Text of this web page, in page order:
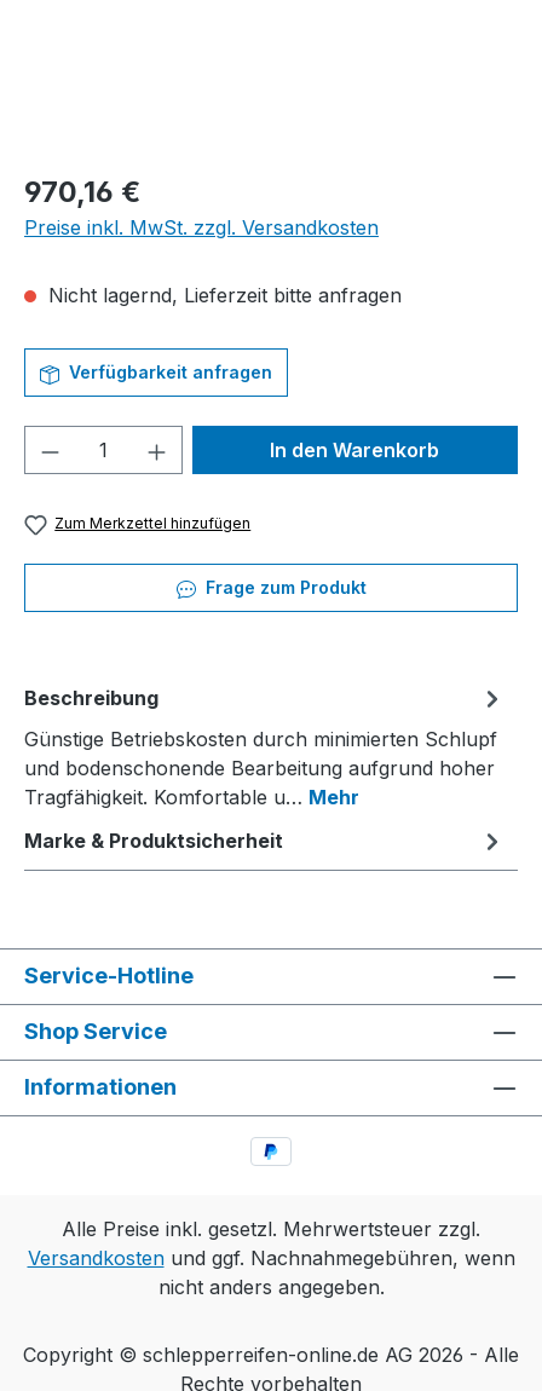
Regulärer Preis:
970,16 €
Preise inkl. MwSt. zzgl. Versandkosten
Nicht lagernd, Lieferzeit bitte anfragen
Verfügbarkeit anfragen
Produkt Anzahl: Gib denIn den Warenkorb
Zum Merkzettel hinzufügen
Frage zum Produkt
Beschreibung
Günstige Betriebskosten durch minimierten Schlupf
und bodenschonende Bearbeitung aufgrund hoher
Tragfähigkeit. Komfortable u… Mehr
Marke & Produktsicherheit
Service-Hotline
Shop Service
Informationen
Alle Preise inkl. gesetzl. Mehrwertsteuer zzgl.
Versandkostenund ggf. Nachnahmegebühren, wenn
nicht anders angegeben.
Copyright © schlepperreifen-online.de AG 2026 - Alle
Rechte vorbehalten